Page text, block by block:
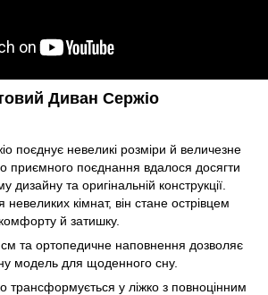
Диван Сержіо
поєднує невеликі розміри й величезне
приємного поєднання вдалося досягти
та оригінальній конструкції.
невеликих кімнат, він стане острівцем
й затишку.
та ортопедичне наповнення дозволяє
модель для щоденного сну.
трансформується у ліжко з повноцінним